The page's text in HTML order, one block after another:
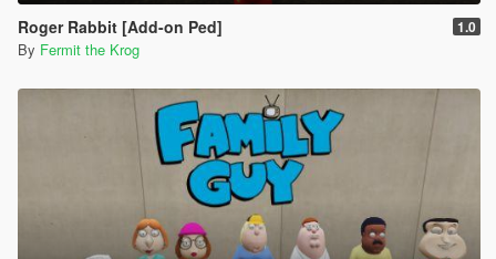
Roger Rabbit [Add-on Ped] 1.0
By Fermit the Krog